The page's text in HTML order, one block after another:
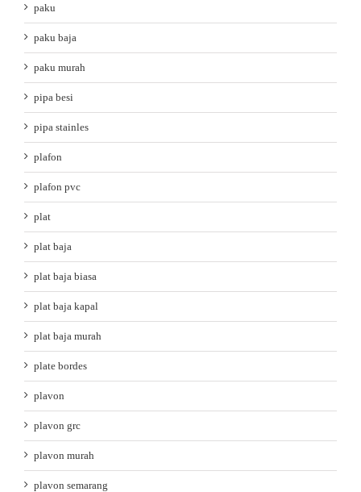
paku
paku baja
paku murah
pipa besi
pipa stainles
plafon
plafon pvc
plat
plat baja
plat baja biasa
plat baja kapal
plat baja murah
plate bordes
plavon
plavon grc
plavon murah
plavon semarang